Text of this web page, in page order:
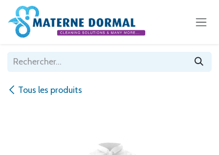
Se rendre au contenu
Tous les produits